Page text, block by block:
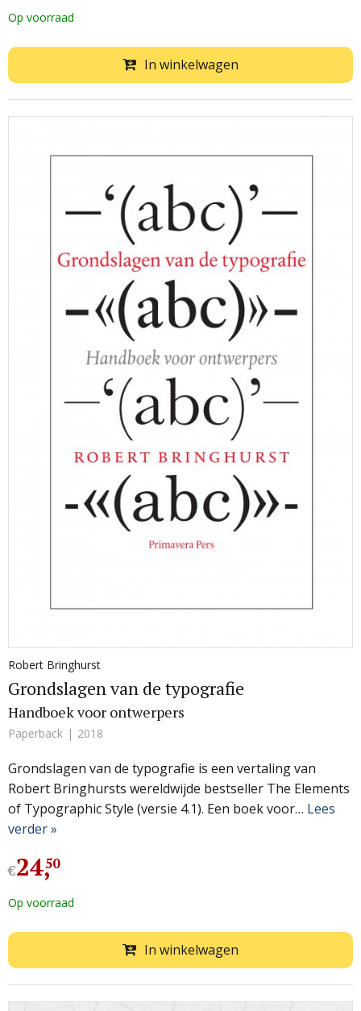
Op voorraad
In winkelwagen
Robert Bringhurst
Grondslagen van de typografie
Handboek voor ontwerpers
Paperback 2018
Grondslagen van de typografie is een vertaling van
Robert Bringhursts wereldwijde bestseller The Elements
of Typographic Style (versie 4.1). Een boek voor… Lees
verder »
€24,
50
Op voorraad
In winkelwagen